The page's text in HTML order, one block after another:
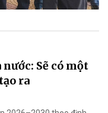
Sẽ có một
ra